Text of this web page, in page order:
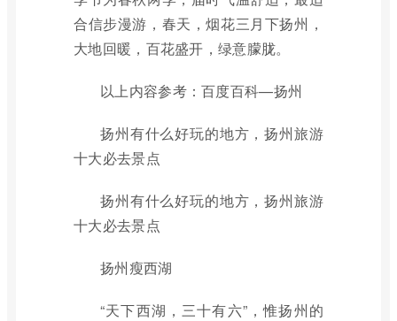
合信步漫游，春天，烟花三月下扬州，
大地回暖，百花盛开，绿意朦胧。
以上内容参考：百度百科—扬州
扬州有什么好玩的地方，扬州旅游
十大必去景点
扬州有什么好玩的地方，扬州旅游
十大必去景点
扬州瘦西湖
“天下西湖，三十有六”，惟扬州的